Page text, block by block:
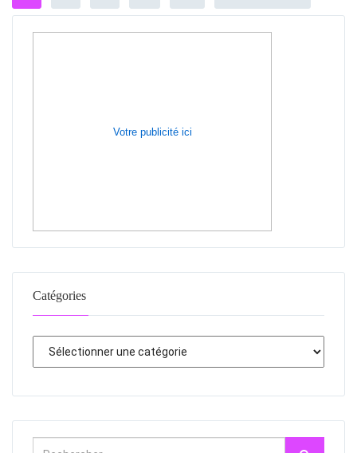
Votre publicité ici
Catégories